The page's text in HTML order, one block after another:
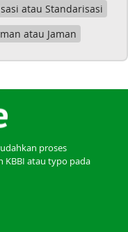
atau Standarisasi
atau Jaman
proses
KBBI atau typo pada